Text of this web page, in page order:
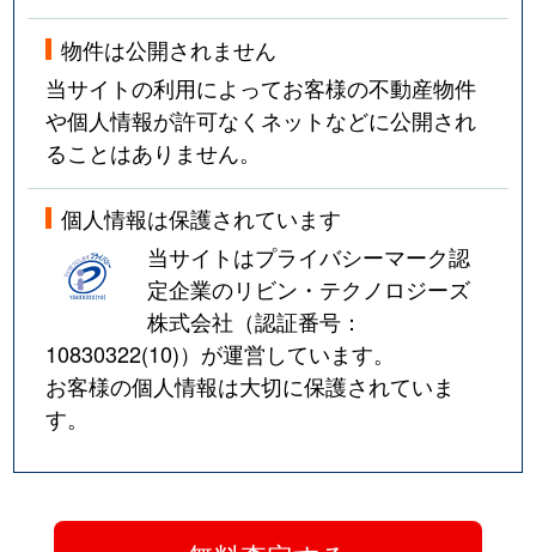
物件は公開されません
当サイトの利用によってお客様の不動産物件
や個人情報が許可なくネットなどに公開され
ることはありません。
個人情報は保護されています
当サイトはプライバシーマーク認
定企業のリビン・テクノロジーズ
株式会社（認証番号：
10830322(10)）が運営しています。
お客様の個人情報は大切に保護されていま
す。